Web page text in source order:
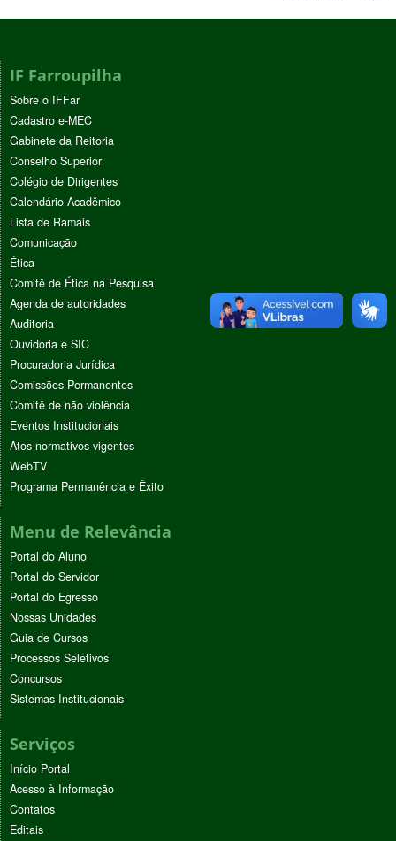
IF Farroupilha
Sobre o IFFar
Cadastro e-MEC
Gabinete da Reitoria
Conselho Superior
Colégio de Dirigentes
Calendário Acadêmico
Lista de Ramais
Comunicação
Ética
Comitê de Ética na Pesquisa
Agenda de autoridades
Auditoria
Ouvidoria e SIC
Procuradoria Jurídica
Comissões Permanentes
Comitê de não violência
Eventos Institucionais
Atos normativos vigentes
WebTV
Programa Permanência e Êxito
Menu de Relevância
Portal do Aluno
Portal do Servidor
Portal do Egresso
Nossas Unidades
Guia de Cursos
Processos Seletivos
Concursos
Sistemas Institucionais
Serviços
Início Portal
Acesso à Informação
Contatos
Editais